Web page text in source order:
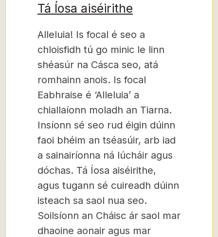
Tá Íosa aiséirithe
Alleluia! Is focal é seo a
chloisfidh tú go minic le linn
shéasúr na Cásca seo, atá
romhainn anois. Is focal
Eabhraise é ‘Alleluia’ a
chiallaíonn moladh an Tiarna.
Insíonn sé seo rud éigin dúinn
faoi bhéim an tséasúir, arb iad
a sainairíonna ná lúcháir agus
dóchas. Tá Íosa aiséirithe,
agus tugann sé cuireadh dúinn
isteach sa saol nua seo.
Soilsíonn an Cháisc ár saol mar
dhaoine aonair agus mar